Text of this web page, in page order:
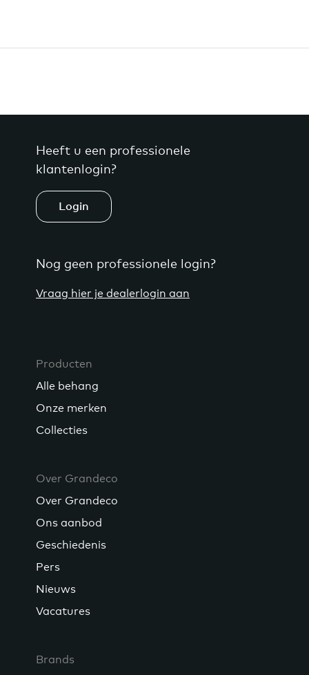
Heeft u een professionele
klantenlogin?
Login
Nog geen professionele login?
Vraag hier je dealerlogin aan
Producten
Alle behang
Onze merken
Collecties
Over Grandeco
Over Grandeco
Ons aanbod
Geschiedenis
Pers
Nieuws
Vacatures
Brands